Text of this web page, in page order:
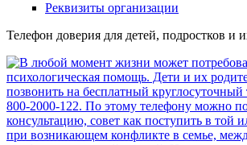
Реквизиты организации
Телефон доверия для детей, подростков и